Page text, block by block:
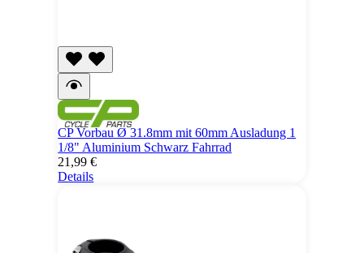
CP Vorbau Ø 31.8mm mit 60mm Ausladung 1
1/8" Aluminium Schwarz Fahrrad
21,99 €
Details